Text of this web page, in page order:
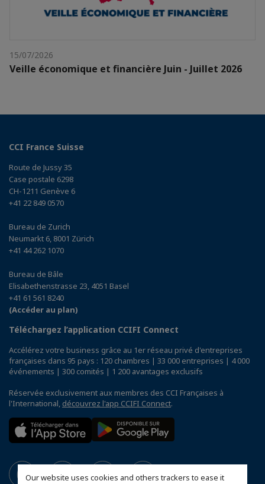
Our website uses cookies and others trackers to ease it
15/07/2026
Veille économique et financière Juin - Juillet 2026
CCI France Suisse
Route de Jussy 35
Case postale 6298
CH-1211 Genève 6
+41 22 849 0570
Bureau de Zurich
Neumarkt 6, 8001 Zürich
+41 44 262 1070
Bureau de Bâle
Elisabethenstrasse 23, 4051 Basel
+41 61 561 8240
(Accéder au plan)
Téléchargez l’application CCIFI Connect
Accélérez votre business grâce au 1er réseau privé d'entreprises
françaises dans 95 pays : 120 chambres | 33 000 entreprises | 4 000
événements | 300 comités | 1 200 avantages exclusifs
Réservée exclusivement aux membres des CCI Françaises à
l'International, découvrez l'app CCIFI Connect.